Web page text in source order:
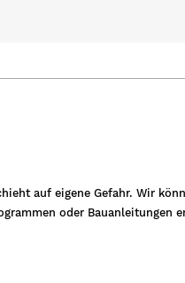
auf eigene Gefahr. Wir
oder Bauanleitungen